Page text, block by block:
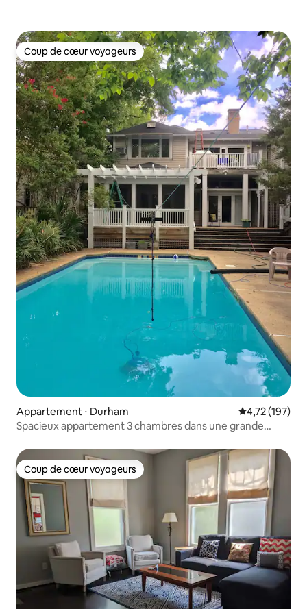
Coup de cœur voyageurs
Coup de cœur voyageurs
Appartement ⋅ Durham Évaluation
4,72 (197)
Spacieux appartement 3 chambres dans une grande
Coup de cœur voyageurs
Coup de cœur voyageurs